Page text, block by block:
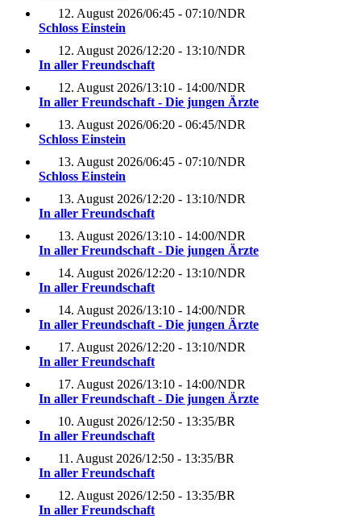
12. August 2026/06:45 - 07:10/NDR
Schloss Einstein
12. August 2026/12:20 - 13:10/NDR
In aller Freundschaft
12. August 2026/13:10 - 14:00/NDR
In aller Freundschaft - Die jungen Ärzte
13. August 2026/06:20 - 06:45/NDR
Schloss Einstein
13. August 2026/06:45 - 07:10/NDR
Schloss Einstein
13. August 2026/12:20 - 13:10/NDR
In aller Freundschaft
13. August 2026/13:10 - 14:00/NDR
In aller Freundschaft - Die jungen Ärzte
14. August 2026/12:20 - 13:10/NDR
In aller Freundschaft
14. August 2026/13:10 - 14:00/NDR
In aller Freundschaft - Die jungen Ärzte
17. August 2026/12:20 - 13:10/NDR
In aller Freundschaft
17. August 2026/13:10 - 14:00/NDR
In aller Freundschaft - Die jungen Ärzte
10. August 2026/12:50 - 13:35/BR
In aller Freundschaft
11. August 2026/12:50 - 13:35/BR
In aller Freundschaft
12. August 2026/12:50 - 13:35/BR
In aller Freundschaft